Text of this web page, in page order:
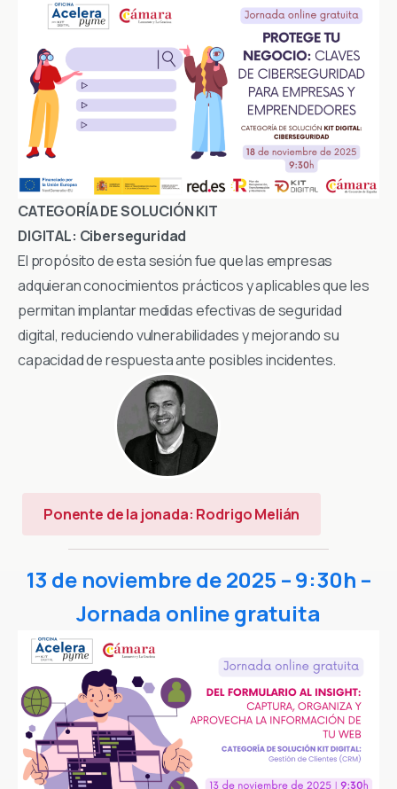
CATEGORÍA DE SOLUCIÓN KIT
DIGITAL: Ciberseguridad
El propósito de esta sesión fue que las empresas
adquieran conocimientos prácticos y aplicables que les
permitan implantar medidas efectivas de seguridad
digital, reduciendo vulnerabilidades y mejorando su
capacidad de respuesta ante posibles incidentes.
Ponente de la jonada: Rodrigo Melián
13 de noviembre de 2025 – 9:30h –
Jornada online gratuita